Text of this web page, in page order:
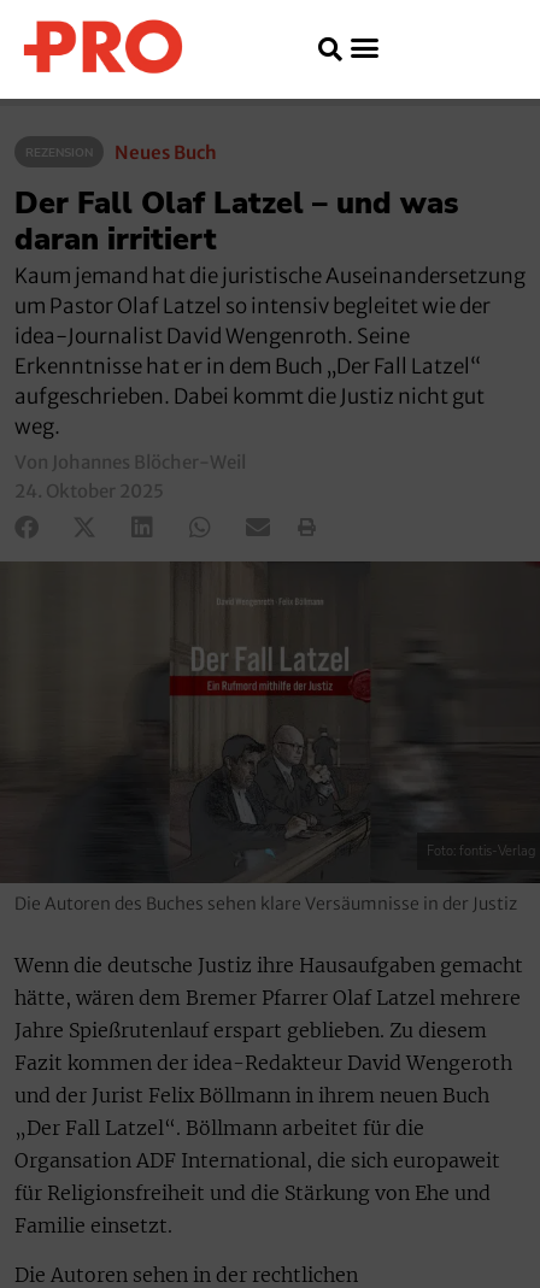
REZENSION Neues Buch
Der Fall Olaf Latzel – und was
daran irritiert
Kaum jemand hat die juristische Auseinandersetzung
um Pastor Olaf Latzel so intensiv begleitet wie der
idea-Journalist David Wengenroth. Seine
Erkenntnisse hat er in dem Buch „Der Fall Latzel“
aufgeschrieben. Dabei kommt die Justiz nicht gut
weg.
Von Johannes Blöcher-Weil
24. Oktober 2025
Foto: fontis-Verlag
Die Autoren des Buches sehen klare Versäumnisse in der Justiz
Wenn die deutsche Justiz ihre Hausaufgaben gemacht
hätte, wären dem Bremer Pfarrer Olaf Latzel mehrere
Jahre Spießrutenlauf erspart geblieben. Zu diesem
Fazit kommen der idea-Redakteur David Wengeroth
und der Jurist Felix Böllmann in ihrem neuen Buch
„Der Fall Latzel“. Böllmann arbeitet für die
Organsation ADF International, die sich europaweit
für Religionsfreiheit und die Stärkung von Ehe und
Familie einsetzt.
Die Autoren sehen in der rechtlichen